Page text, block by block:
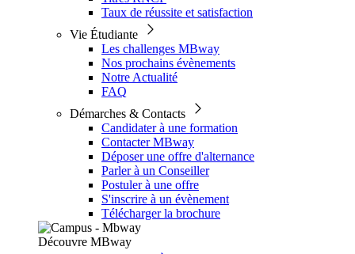
Taux de réussite et satisfaction
Vie Étudiante
Les challenges MBway
Nos prochains évènements
Notre Actualité
FAQ
Démarches & Contacts
Candidater à une formation
Contacter MBway
Déposer une offre d'alternance
Parler à un Conseiller
Postuler à une offre
S'inscrire à un évènement
Télécharger la brochure
Découvre MBway